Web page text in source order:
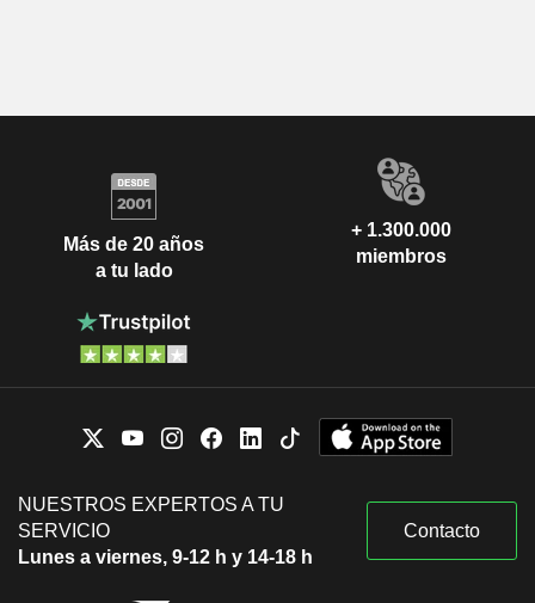
Más de 20 años
a tu lado
+ 1.300.000
miembros
NUESTROS EXPERTOS A TU
SERVICIO
Lunes a viernes, 9-12 h y 14-18 h
Contacto